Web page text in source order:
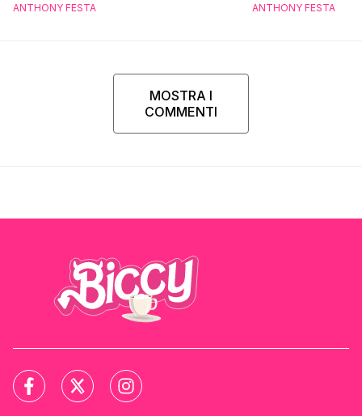
ANTHONY FESTA ANTHONY FESTA
MOSTRA I
COMMENTI